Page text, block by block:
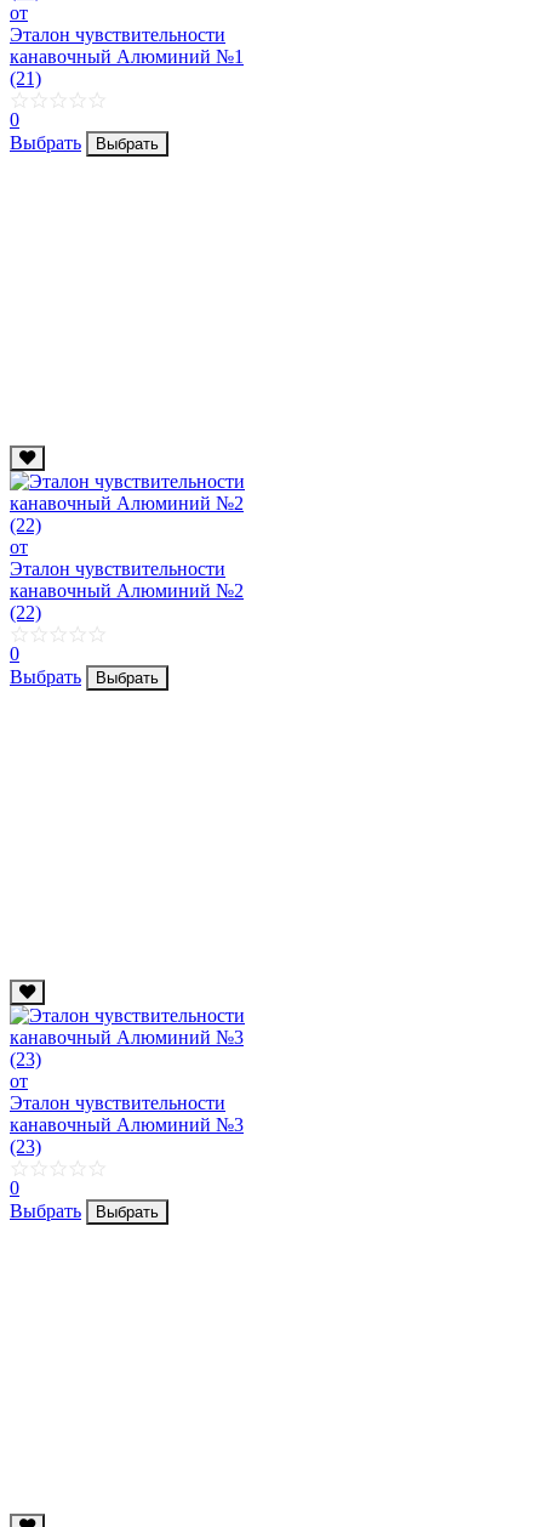
от
Эталон чувствительности
канавочный Алюминий №1
(21)
0
Выбрать
Выбрать
от
Эталон чувствительности
канавочный Алюминий №2
(22)
0
Выбрать
Выбрать
от
Эталон чувствительности
канавочный Алюминий №3
(23)
0
Выбрать
Выбрать